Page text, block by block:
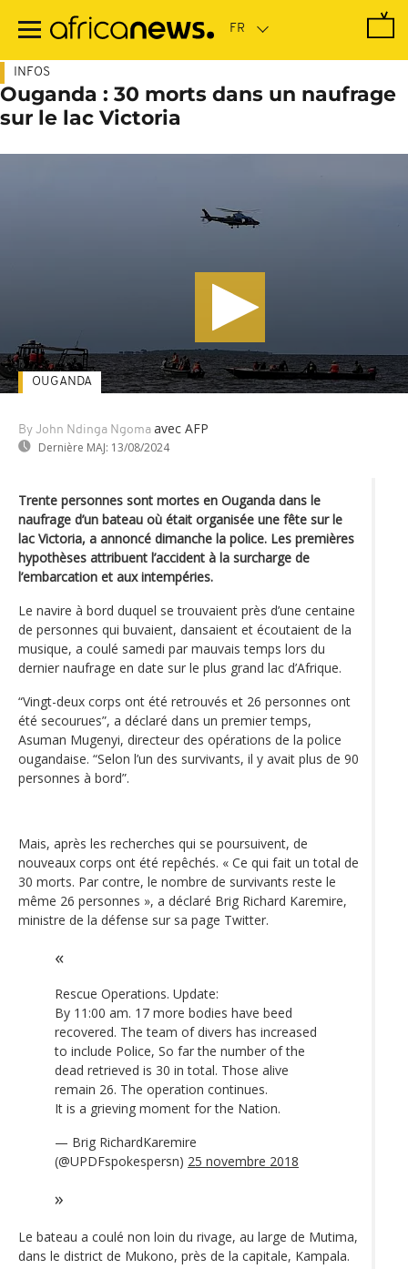
contenu
INFOS
Ouganda : 30 morts dans un naufrage
sur le lac Victoria
By John Ndinga Ngoma avec AFP
Dernière MAJ: 13/08/2024
OUGANDA
Trente personnes sont mortes en Ouganda dans le
naufrage d’un bateau où était organisée une fête sur le
lac Victoria, a annoncé dimanche la police. Les premières
hypothèses attribuent l’accident à la surcharge de
l’embarcation et aux intempéries.
Le navire à bord duquel se trouvaient près d’une centaine
de personnes qui buvaient, dansaient et écoutaient de la
musique, a coulé samedi par mauvais temps lors du
dernier naufrage en date sur le plus grand lac d’Afrique.
“Vingt-deux corps ont été retrouvés et 26 personnes ont
été secourues”, a déclaré dans un premier temps,
Asuman Mugenyi, directeur des opérations de la police
ougandaise. “Selon l’un des survivants, il y avait plus de 90
personnes à bord”.
Mais, après les recherches qui se poursuivent, de
nouveaux corps ont été repêchés. « Ce qui fait un total de
30 morts. Par contre, le nombre de survivants reste le
même 26 personnes », a déclaré Brig Richard Karemire,
ministre de la défense sur sa page Twitter.
Rescue Operations. Update:
By 11:00 am. 17 more bodies have beed
recovered. The team of divers has increased
to include Police, So far the number of the
dead retrieved is 30 in total. Those alive
remain 26. The operation continues.
It is a grieving moment for the Nation.
— Brig RichardKaremire
(@UPDFspokespersn) 25 novembre 2018
Le bateau a coulé non loin du rivage, au large de Mutima,
dans le district de Mukono, près de la capitale, Kampala.